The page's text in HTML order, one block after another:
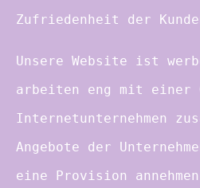
Zufriedenheit der
Unsere Website ist
arbeiten eng mit einer
Internetunternehmen
Angebote der
eine Provision